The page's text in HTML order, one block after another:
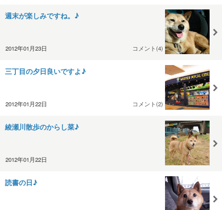
週末が楽しみですね。♪
2012年01月23日 コメント(4)
三丁目の夕日良いですよ♪
2012年01月22日 コメント(2)
綾瀬川散歩のからし菜♪
2012年01月22日
読書の日♪